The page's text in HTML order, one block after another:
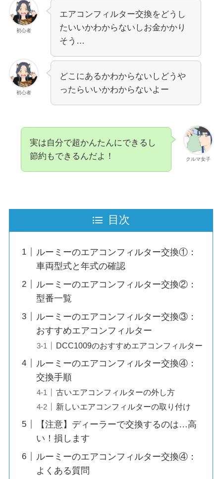
初心者
エアコンフィルター交換をどうし
たいいかわからないしお金かかり
そう…
初心者
どこにあるかわからないしどうや
ったらいいかわからないよー
クルマ女子
実は自分で超かんたんにできるし
節約もできるんだよ！
目次
ルーミーのエアコンフィルター交換①：
車両型式と年式の確認
ルーミーのエアコンフィルター交換②：
型番一覧
ルーミーのエアコンフィルター交換③：
おすすめエアコンフィルター
DCC1009のおすすめエアコンフィルター
ルーミーのエアコンフィルター交換④：
交換手順
古いエアコンフィルターの外し方
新しいエアコンフィルターの取り付け
【注意】ディーラーで交換するのは…高
い！損します
ルーミーのエアコンフィルター交換④：
よくある質問